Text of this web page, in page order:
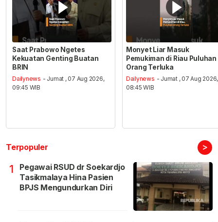
Saat Prabowo Ngetes
Kekuatan Genting Buatan
BRIN
Dailynews - Jumat , 07 Aug 2026,
09:45 WIB
Monyet Liar Masuk
Pemukiman di Riau Puluhan
Orang Terluka
Dailynews - Jumat , 07 Aug 2026,
08:45 WIB
Terpopuler >
1
Pegawai RSUD dr Soekardjo
Tasikmalaya Hina Pasien
BPJS Mengundurkan Diri